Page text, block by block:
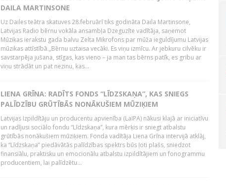
DAILA MARTINSONE
Uz Dailes teātra skatuves 28.februārī tiks godināta Daila Martinsone,
Latvijas Radio bērnu vokāla ansambļa Dzeguzīte vadītāja, saņemot
Mūzikas ierakstu gada balvu Zelta Mikrofons par mūža ieguldījumu Latvijas
mūzikas attīstībā.„Bērnu uztaisa vecāki. Es viņu izmīcu. Ar jebkuru cilvēku ir
savstarpēja jušana, stīgas, kas vieno – ja man tas bērns patīk, es gribu ar
viņu strādāt un pat nezinu, kas...
LIENA GRĪNA: RADĪTS FONDS “LĪDZSKAŅA”, KAS SNIEGS
PALĪDZĪBU GRŪTĪBĀS NONĀKUŠIEM MŪZIĶIEM
Latvijas Izpildītāju un producentu apvienība (LaIPA) nākusi klajā ar iniciatīvu
un radījusi sociālo fondu “Līdzskaņa”, kura mērķis ir sniegt atbalstu
grūtībās nonākušiem mūziķiem. Fonda vadītāja Liena Grīna intervijā atklāj,
ka “Līdzskaņa” piedāvātās palīdzības spektrs būs ļoti plašs, sniedzot
finansiālu, praktisku un emocionālu atbalstu izpildītājiem un fonogrammu
producentiem, lai palīdzētu...